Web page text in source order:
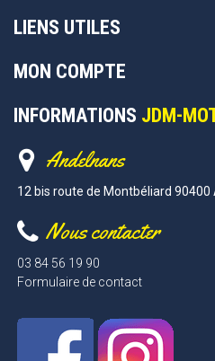
LIENS UTILES
MON COMPTE
INFORMATIONS JDM-
Andelnans
12 bis route de Montbéliard 90400
Nous contacter
03 84 56 19 90
Formulaire de contact